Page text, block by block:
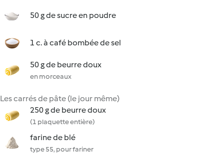
50 g de sucre en poudre
1 c. à café bombée de sel
50 g de beurre doux
en morceaux
Les carrés de pâte (le jour même)
250 g de beurre doux
(1 plaquette entière)
farine de blé
type 55, pour fariner